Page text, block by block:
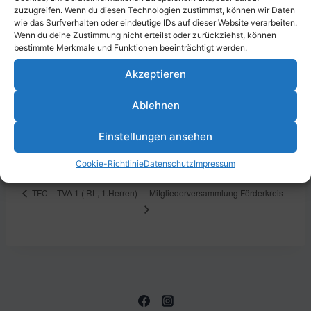
zuzugreifen. Wenn du diesen Technologien zustimmst, können wir Daten
wie das Surfverhalten oder eindeutige IDs auf dieser Website verarbeiten.
Wenn du deine Zustimmung nicht erteilst oder zurückziehst, können
bestimmte Merkmale und Funktionen beeinträchtigt werden.
Akzeptieren
Ablehnen
Einstellungen ansehen
Cookie-RichtlinieDatenschutzImpressum
Zum Kalender hinzufügen
13:30 - 15:30
VERANSTALTUNGSORT
Parkstraße 43, 67061
Deutschland
TFC – TVA 1 ( RL, 1.Herren) Mitgliederversammlung Förderkreis